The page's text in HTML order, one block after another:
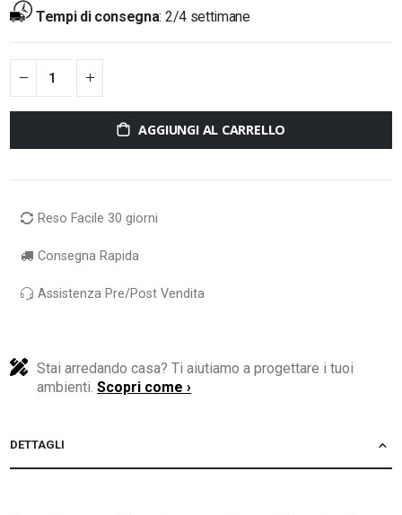
Tempi di consegna: 2/4 settimane
AGGIUNGI AL CARRELLO
Reso Facile 30 giorni
Consegna Rapida
Assistenza Pre/Post Vendita
Stai arredando casa? Ti aiutiamo a progettare i tuoi
ambienti.Scopri come ›
DETTAGLI